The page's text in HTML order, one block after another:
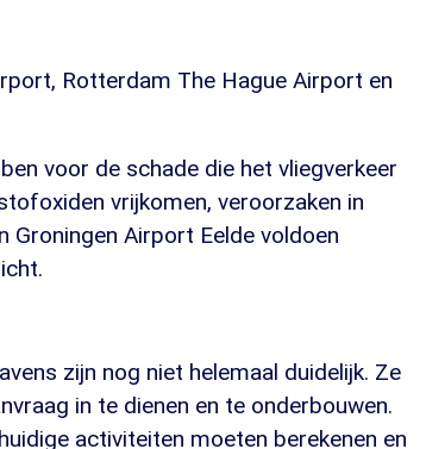
Rotterdam The Hague Airport en
voor de schade die het vliegverkeer
vrijkomen, veroorzaken in
Groningen Airport Eelde voldoen
zijn nog niet helemaal duidelijk. Ze
in te dienen en te onderbouwen.
activiteiten moeten berekenen en